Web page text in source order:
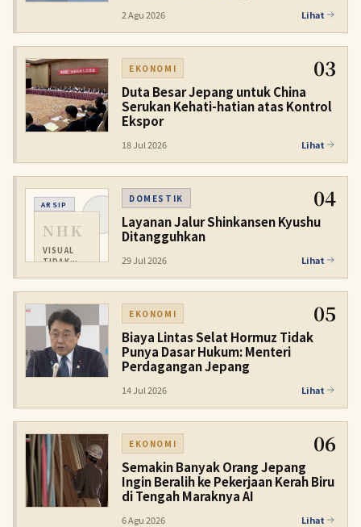
2 Agu 2026 Lihat
EKONOMI 03
Duta Besar Jepang untuk China
Serukan Kehati-hatian atas Kontrol
Ekspor
18 Jul 2026 Lihat
ARSIP
NHK
VISUAL
TIDAK
DOMESTIK 04
Layanan Jalur Shinkansen Kyushu
Ditangguhkan
29 Jul 2026 Lihat
EKONOMI 05
Biaya Lintas Selat Hormuz Tidak
Punya Dasar Hukum: Menteri
Perdagangan Jepang
14 Jul 2026 Lihat
EKONOMI 06
Semakin Banyak Orang Jepang
Ingin Beralih ke Pekerjaan Kerah Biru
di Tengah Maraknya AI
6 Agu 2026 Lihat